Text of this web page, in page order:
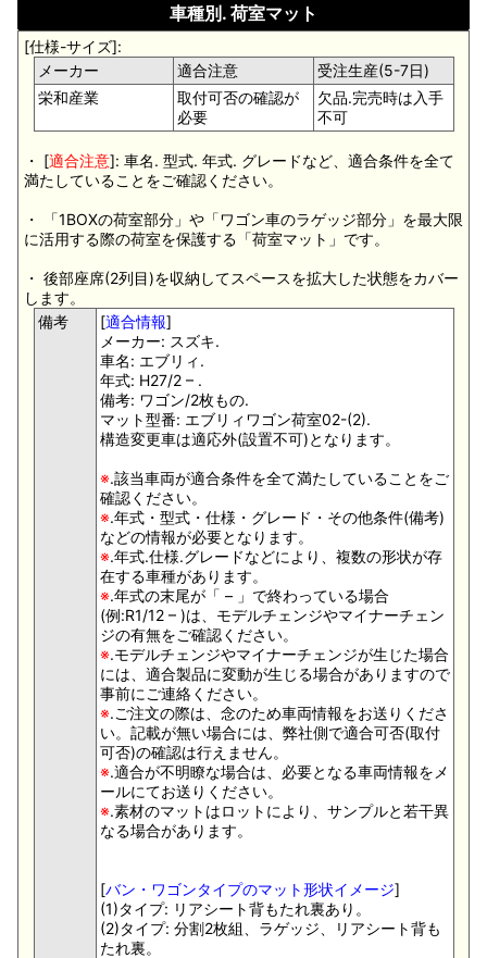
車種別. 荷室マット
[仕様-サイズ]:
メーカー
適合注意
受注生産(5-7日)
栄和産業
取付可否の確認が
必要
欠品.完売時は入手
不可
・ [適合注意]: 車名. 型式. 年式. グレードなど、適合条件を全て
満たしていることをご確認ください。
・ 「1BOXの荷室部分」や「ワゴン車のラゲッジ部分」を最大限
に活用する際の荷室を保護する「荷室マット」です。
・ 後部座席(2列目)を収納してスペースを拡大した状態をカバー
します。
備考
[適合情報]
メーカー: スズキ.
車名: エブリィ.
年式: H27/2 – .
備考: ワゴン/2枚もの.
マット型番: エブリィワゴン荷室02-(2).
構造変更車は適応外(設置不可)となります。
※.該当車両が適合条件を全て満たしていることをご
確認ください。
※.年式・型式・仕様・グレード・その他条件(備考)
などの情報が必要となります。
※.年式.仕様.グレードなどにより、複数の形状が存
在する車種があります。
※.年式の末尾が「 – 」で終わっている場合
(例:R1/12 – )は、モデルチェンジやマイナーチェン
ジの有無をご確認ください。
※.モデルチェンジやマイナーチェンジが生じた場合
には、適合製品に変動が生じる場合がありますので
事前にご連絡ください。
※.ご注文の際は、念のため車両情報をお送りくださ
い。記載が無い場合には、弊社側で適合可否(取付
可否)の確認は行えません。
※.適合が不明瞭な場合は、必要となる車両情報をメ
ールにてお送りください。
※.素材のマットはロットにより、サンプルと若干異
なる場合があります。
[バン・ワゴンタイプのマット形状イメージ]
(1)タイプ: リアシート背もたれ裏あり。
(2)タイプ: 分割2枚組、ラゲッジ、リアシート背も
たれ裏。